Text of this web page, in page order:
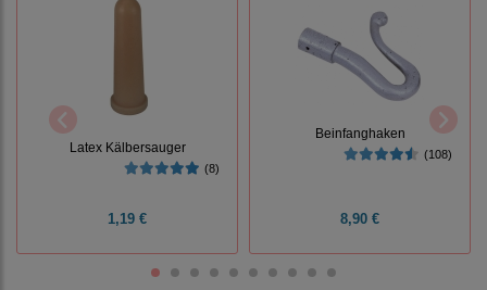
Latex Kälbersauger
(8)
1,19 €
Beinfanghaken
(108)
8,90 €